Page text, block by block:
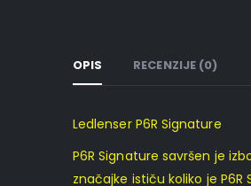
OPIS RECENZIJE (0)
Ledlenser P6R Signature
P6R Signature savršen je
značajke ističu koliko je